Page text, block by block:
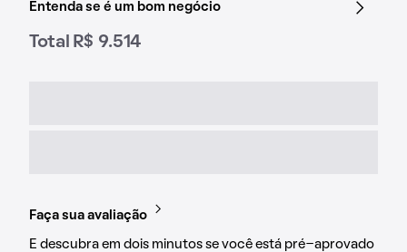
Entenda se é um bom negócio
Total R$ 9.514
Faça sua avaliação
E descubra em dois minutos se você está pré-aprovado